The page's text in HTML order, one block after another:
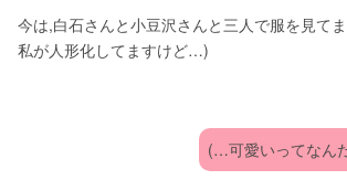
今は,白石さんと小豆沢さんと三人で服を見て
私が人形化してますけど…)
(…可愛いってなん